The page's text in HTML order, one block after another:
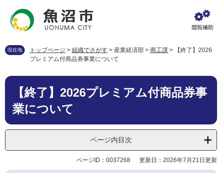
先
す
を
し
へ
現在地 トップページ > 組織でさがす > 産業経済部 > 商工課 >
【終了】2026
プレミアム付商品券事業について
本
【終了】2026プレミアム付商品券事
業について
ページ内目次
ページID：0037268 更新日：2026年7月21日更新